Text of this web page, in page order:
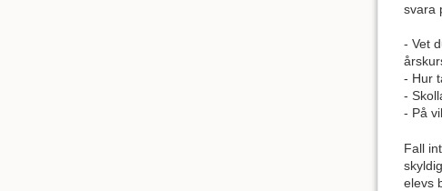
svara
- Vet
- Hur
-
- På
Fall
elevs